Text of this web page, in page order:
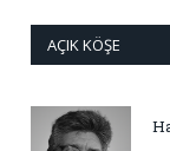
AÇIK KÖŞE